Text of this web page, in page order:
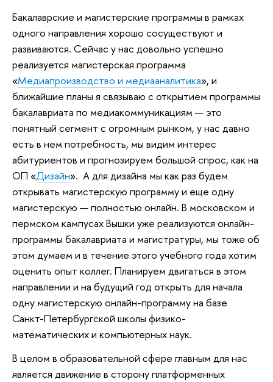
Бакалаврские и магистерские программы в рамках
одного направления хорошо сосуществуют и
развиваются. Сейчас у нас довольно успешно
реализуется магистерская программа
«Медиапроизводство и медиааналитика», и
ближайшие планы я связываю с открытием программы
бакалавриата по медиакоммуникациям — это
понятный сегмент с огромным рынком, у нас давно
есть в нем потребность, мы видим интерес
абитуриентов и прогнозируем большой спрос, как на
ОП «Дизайн». А для дизайна мы как раз будем
открывать магистерскую программу и еще одну
магистерскую — полностью онлайн. В московском и
пермском кампусах Вышки уже реализуются онлайн-
программы бакалавриата и магистратуры, мы тоже об
этом думаем и в течение этого учебного года хотим
оценить опыт коллег. Планируем двигаться в этом
направлении и на будущий год открыть для начала
одну магистерскую онлайн-программу на базе
Санкт-Петербургской школы физико-
математических и компьютерных наук.
В целом в образовательной сфере главным для нас
является движение в сторону платформенных